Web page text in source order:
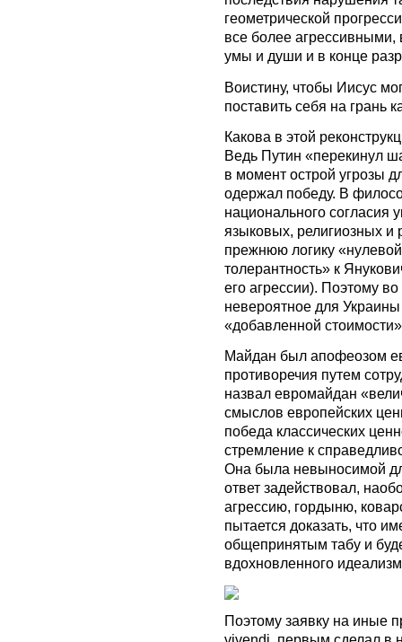
геометрической
все более агрессивными,
умы и души и в конце
Воистину, чтобы Иисус
поставить себя на грань
Какова в этой
Ведь Путин «перекинул
в момент острой угрозы
одержал победу. В
национального согласия
языковых, религиозных и
прежнюю логику
толерантность» к
его агрессии). Поэтому
невероятное для
«добавленной
Майдан был апофеозом
противоречия путем
назвал евромайдан
смыслов европейских
победа классических
стремление к
Она была невыносимой
ответ задействовал,
агрессию, гордыню,
пытается доказать, что
общепринятым табу и
вдохновленного
Поэтому заявку на иные